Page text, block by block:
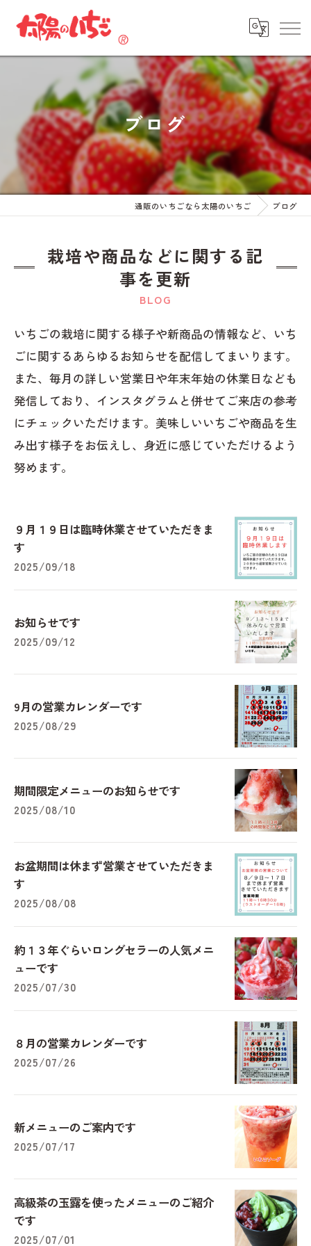
ブログ
通販のいちごなら太陽のいちご ブログ
栽培や商品などに関する記
事を更新
BLOG
いちごの栽培に関する様子や新商品の情報など、いち
ごに関するあらゆるお知らせを配信してまいります。
また、毎月の詳しい営業日や年末年始の休業日なども
発信しており、インスタグラムと併せてご来店の参考
にチェックいただけます。美味しいいちごや商品を生
み出す様子をお伝えし、身近に感じていただけるよう
努めます。
９月１９日は臨時休業させていただきま
す
2025/09/18
お知らせです
2025/09/12
9月の営業カレンダーです
2025/08/29
期間限定メニューのお知らせです
2025/08/10
お盆期間は休まず営業させていただきま
す
2025/08/08
約１３年ぐらいロングセラーの人気メニ
ューです
2025/07/30
８月の営業カレンダーです
2025/07/26
新メニューのご案内です
2025/07/17
高級茶の玉露を使ったメニューのご紹介
です
2025/07/01